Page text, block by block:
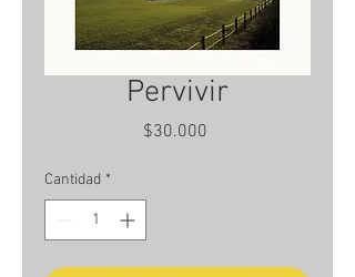
Pervivir
$30.000Precio
Cantidad *